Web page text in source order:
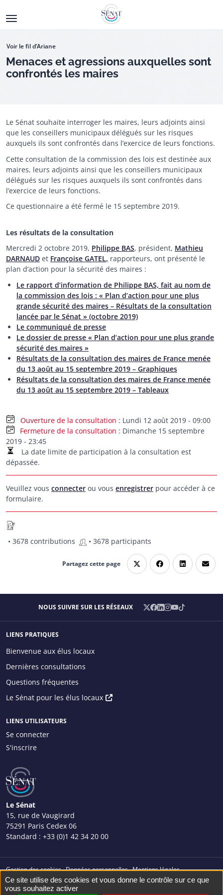
au
Voir le fil d’Ariane
Menaces et agressions auxquelles sont
confrontés les maires
Le Sénat souhaite interroger les maires, leurs adjoints ainsi
que les conseillers municipaux délégués sur les risques
auxquels ils sont confrontés dans l’exercice de leurs fonctions.
Cette consultation de la commission des lois est destinée aux
maires, leurs adjoints ainsi que les conseillers municipaux
délégués sur les risques auxquels ils sont confrontés dans
l’exercice de leurs fonctions.
Ce questionnaire a été fermé le 15 septembre 2019.
Les résultats de la consultation
Mercredi 2 octobre 2019, Philippe BAS, président, Mathieu
DARNAUD et Françoise GATEL, rapporteurs, ont présenté le
plan d’action pour la sécurité des maires :
Le rapport d’information de Philippe BAS, fait au nom de
la commission des lois : « Plan d’action pour une plus
grande sécurité des maires – Résultats de la consultation
lancée par le Sénat » (octobre 2019)
Le communiqué de presse
Le dossier de presse « Plan d’action pour une plus grande
sécurité des maires »
Résultats de la consultation des maires de France menée
du 13 août au 15 septembre 2019 – Graphiques
Résultats de la consultation des maires de France menée
du 13 août au 15 septembre 2019 – Tableaux
Ouverture de la consultation
Lundi 12 août 2019 - 09:00
Fermeture de la consultation
Dimanche 15 septembre
2019 - 23:45
La date limite de participation à la consultation est
dépassée.
Veuillez vous connecter ou vous enregistrer pour accéder à ce
formulaire.
• 3678 contributions • 3678 participants
Partagez cette page
NOUS SUIVRE SUR LES RÉSEAUX
X Facebook
LinkedIn
Instagram
YouTube
TikTok
LIENS PRATIQUES
Main menu
Bienvenue aux élus locaux
Dernières consultations
Menu
principal
Questions fréquentes
Le Sénat pour les élus locaux
LIENS UTILISATEURS
Se connecter
Utilisateur
S'inscrire
Le Sénat
15, rue de Vaugirard
75291 Paris Cedex 06
Standard : +33 (0)1 42 34 20 00
Menu
bas
Gestion des cookies Données personnelles Mentions légales
Plan du site Façonné par
© Sénat 2023. Tous droits réservés.
Ce site utilise des cookies et vous donne le contrôle sur ce que
vous souhaitez activer